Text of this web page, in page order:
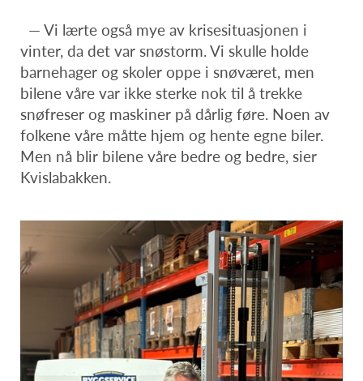
— Vi lærte også mye av krisesituasjonen i
vinter, da det var snøstorm. Vi skulle holde
barnehager og skoler oppe i snøværet, men
bilene våre var ikke sterke nok til å trekke
snøfreser og maskiner på dårlig føre. Noen av
folkene våre måtte hjem og hente egne biler.
Men nå blir bilene våre bedre og bedre, sier
Kvislabakken.